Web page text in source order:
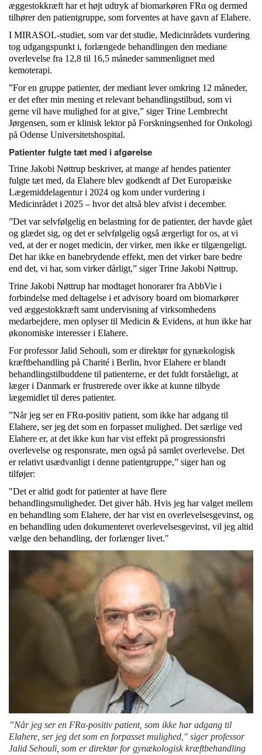
æggestokkræft har et højt udtryk af biomarkøren FRα og dermed
tilhører den patientgruppe, som forventes at have gavn af Elahere.
I MIRASOL-studiet, som var det studie, Medicinrådets vurdering
tog udgangspunkt i, forlængede behandlingen den mediane
overlevelse fra 12,8 til 16,5 måneder sammenlignet med
kemoterapi.
”For en gruppe patienter, der mediant lever omkring 12 måneder,
er det efter min mening et relevant behandlingstilbud, som vi
gerne vil have mulighed for at give,” siger Trine Lembrecht
Jørgensen, som er klinisk lektor på Forskningsenhed for Onkologi
på Odense Universitetshospital.
Patienter fulgte tæt med i afgørelse
Trine Jakobi Nøttrup beskriver, at mange af hendes patienter
fulgte tæt med, da Elahere blev godkendt af Det Europæiske
Lægemiddelagentur i 2024 og kom under vurdering i
Medicinrådet i 2025 – hvor det altså blev afvist i december.
”Det var selvfølgelig en belastning for de patienter, der havde gået
og glædet sig, og det er selvfølgelig også ærgerligt for os, at vi
ved, at der er noget medicin, der virker, men ikke er tilgængeligt.
Det har ikke en banebrydende effekt, men det virker bare bedre
end det, vi har, som virker dårligt,” siger Trine Jakobi Nøttrup.
Trine Jakobi Nøttrup har modtaget honorarer fra AbbVie i
forbindelse med deltagelse i et advisory board om biomarkører
ved æggestokkræft samt undervisning af virksomhedens
medarbejdere, men oplyser til Medicin & Evidens, at hun ikke har
økonomiske interesser i Elahere.
For professor Jalid Sehouli, som er direktør for gynækologisk
kræftbehandling på Charité i Berlin, hvor Elahere er blandt
behandlingstilbuddene til patienterne, er det fuldt forståeligt, at
læger i Danmark er frustrerede over ikke at kunne tilbyde
lægemidlet til deres patienter.
”Når jeg ser en FRα-positiv patient, som ikke har adgang til
Elahere, ser jeg det som en forpasset mulighed. Det særlige ved
Elahere er, at det ikke kun har vist effekt på progressionsfri
overlevelse og responsrate, men også på samlet overlevelse. Det
er relativt usædvanligt i denne patientgruppe,” siger han og
tilføjer:
"Det er altid godt for patienter at have flere
behandlingsmuligheder. Det giver håb. Hvis jeg har valget mellem
en behandling som Elahere, der har vist en overlevelsesgevinst, og
en behandling uden dokumenteret overlevelsesgevinst, vil jeg altid
vælge den behandling, der forlænger livet."
”Når jeg ser en FRα-positiv patient, som ikke har adgang til
Elahere, ser jeg det som en forpasset mulighed," siger professor
Jalid Sehouli, som er direktør for gynækologisk kræftbehandling